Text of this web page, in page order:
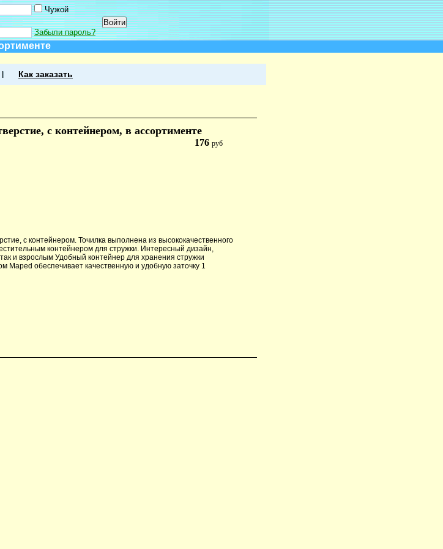
Чужой
Забыли пароль?
Как заказать
с контейнером, в ассортименте
176руб
с контейнером. Точилка выполнена из высококачественного
контейнером для стружки. Интересный дизайн,
и взрослым Удобный контейнер для хранения стружки
Maped обеспечивает качественную и удобную заточку 1